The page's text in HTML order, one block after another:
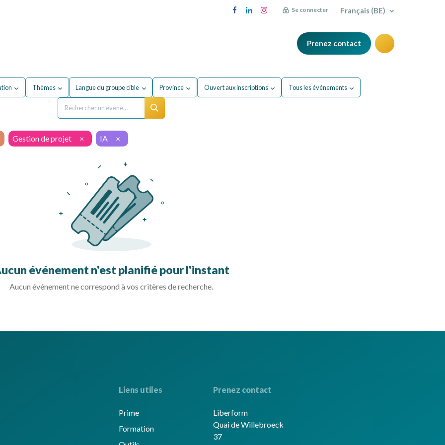
Se connecter Français (BE)
Prenez contact
Thèmes Langue du groupe cible Province Ouvert aux inscriptions Tous les événements
Gestion de projet × IA ×
événement n'est planifié pour l'instant
Aucun événement ne correspond à vos critères de recherche.
Liens utiles
Prime
Formation
Prenez contact
Liberform
Quai de Willebroeck
37